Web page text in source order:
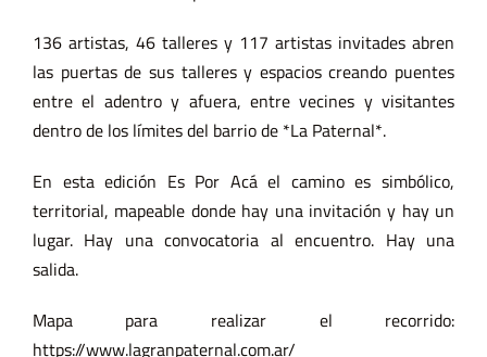
136 artistas, 46 talleres y 117 artistas invitades abren
las puertas de sus talleres y espacios creando puentes
entre el adentro y afuera, entre vecines y visitantes
dentro de los límites del barrio de *La Paternal*.
En esta edición Es Por Acá el camino es simbólico,
territorial, mapeable donde hay una invitación y hay un
lugar. Hay una convocatoria al encuentro. Hay una
salida.
Mapa para realizar el recorrido:
https://www.lagranpaternal.com.ar/